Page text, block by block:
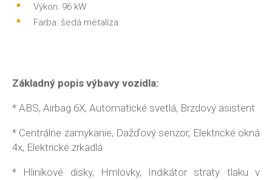
Výkon: 96 kW
Farba: šedá metalíza
Základný popis výbavy vozidla:
* ABS, Airbag 6X, Automatické svetlá, Brzdový asistent
* Centrálne zamykanie, Dažďový senzor, Elektrické okná
4x, Elektrické zrkadlá
* Hliníkové disky, Hmlovky, Indikátor straty tlaku v